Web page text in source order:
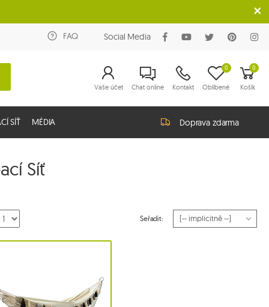
FAQ Social Media
Vaše účet Chat online Kontakt Oblíbené
0 0
Košík
SÍŤ MÉDIA Doprava zdarma
Síť
Seřadit: